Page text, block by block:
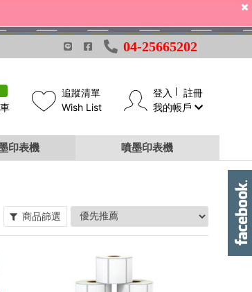
04-25665202
追蹤清單
Wish List
登入
註冊
我的帳戶
印表機 噴墨印表機
商品篩選